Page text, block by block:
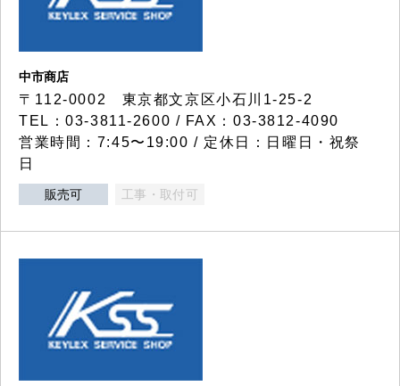
中市商店
〒112-0002 東京都文京区小石川1-25-2
TEL：03-3811-2600 / FAX：03-3812-4090
営業時間：7:45〜19:00 / 定休日：日曜日・祝祭
日
販売可 工事・取付可